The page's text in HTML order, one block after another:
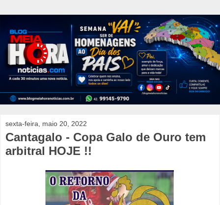
sexta-feira, maio 20, 2022
Cantagalo - Copa Galo de Ouro tem
arbitral HOJE !!